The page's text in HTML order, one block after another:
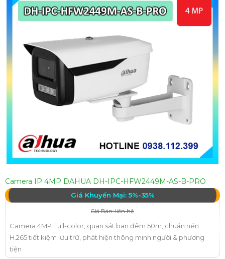
Camera IP 4MP DAHUA DH-IPC-HFW2449M-AS-B-PRO
Giá Khuyến Mại: 5%-35%
Giá Bán: liên hệ
Camera 4MP Full-color, quan sát ban đêm 50m, chuẩn nén
H.265 tiết kiệm lưu trữ, phát hiện thông minh người & phương
tiện